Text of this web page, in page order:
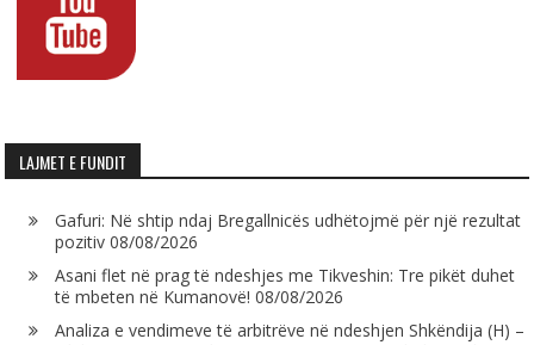
LAJMET E FUNDIT
Gafuri: Në shtip ndaj Bregallnicës udhëtojmë për një rezultat
pozitiv 08/08/2026
Asani flet në prag të ndeshjes me Tikveshin: Tre pikët duhet
të mbeten në Kumanovë! 08/08/2026
Analiza e vendimeve të arbitrëve në ndeshjen Shkëndija (H) –